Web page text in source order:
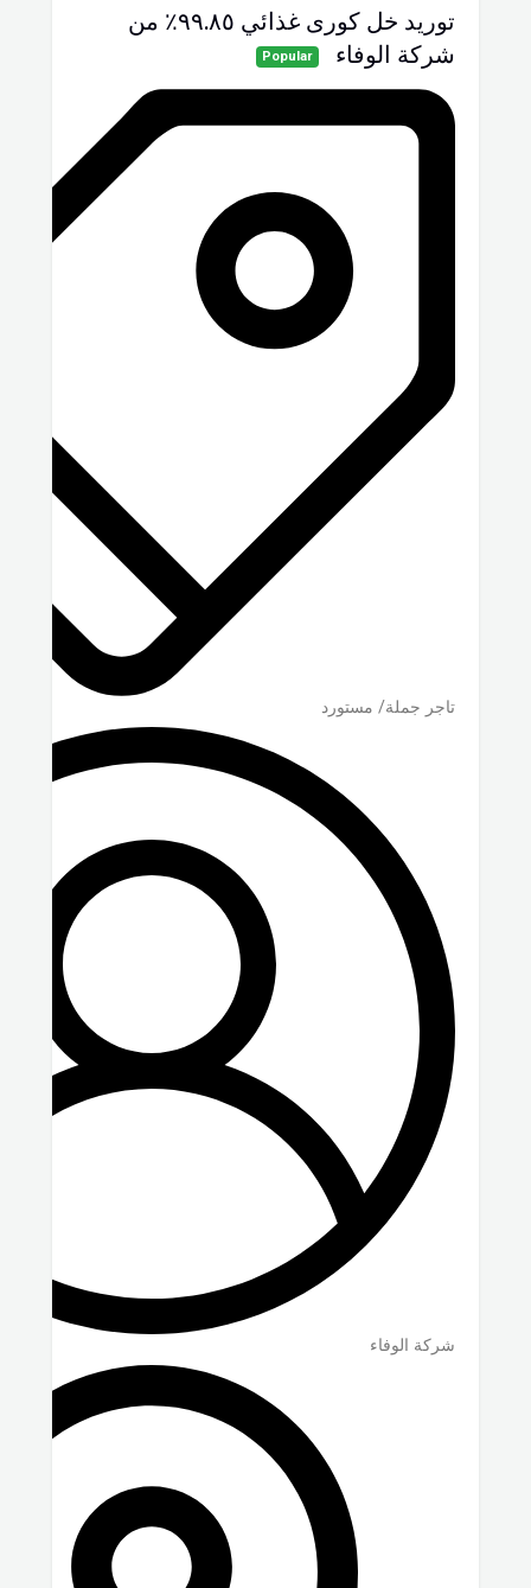
توريد خل كورى غذائي ٩٩.٨٥٪ من
شركة الوفاء
Popular
تاجر جملة/ مستورد
شركة الوفاء